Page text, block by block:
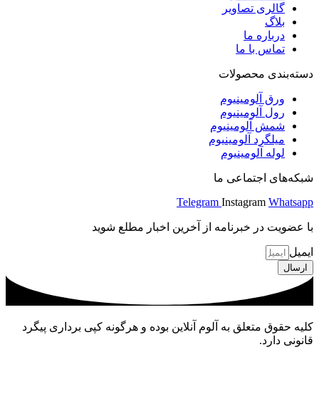
گالری تصاویر
بلاگ
درباره ما
تماس با ما
دسته‌بندی محصولات
ورق آلومینیوم
رول آلومینیوم
شمش آلومینیوم
میلگرد آلومینیوم
لوله آلومینیوم
شبکه‌های اجتماعی ما
Telegram Instagram Whatsapp
با عضویت در خبرنامه از آخرین اخبار مطلع شوید
ایمیل
ارسال
کلیه حقوق متعلق به آلوم آنلاین بوده و هرگونه کپی برداری پیگرد
قانونی دارد.